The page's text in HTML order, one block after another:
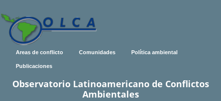
Areas de conflicto Comunidades Política ambiental
Publicaciones
Observatorio Latinoamericano de Conflictos
Ambientales